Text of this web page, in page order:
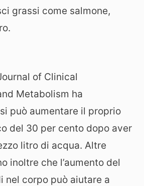
grassi come salmone,
of Clinical
Metabolism ha
può aumentare il proprio
del 30 per cento dopo aver
litro di acqua. Altre
inoltre che l’aumento del
nel corpo può aiutare a